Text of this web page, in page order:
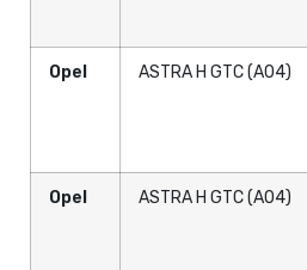
Opel ASTRA H GTC (A04)
Opel ASTRA H GTC (A04)